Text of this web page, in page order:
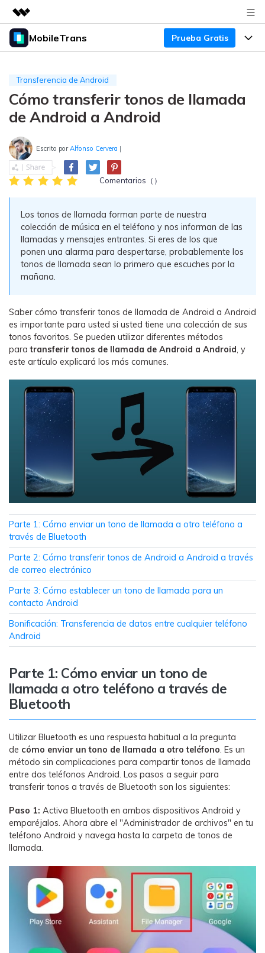
Productos destacados
Utilidades
Resumen
Soluciones
Quiénes somos
Tienda
Soporte
MobileTrans Prueba Gratis
Para Escritorio
Pasa datos de WhatsApp de
Android a iPhone o viceversa. Hace
y restaura copias de seguridad de
WhatsApp y más apps sociales.
Respaldo y Restauración
Realiza y restaura copias de
seguridad de más de 18 tipos de
datos, incluyendo los datos de
Transferencia de Datos de un
Celular a Otro
Transfiere contactos, fotos, música,
videos, SMS y otros tipos de
archivos de un teléfono a otro y a la
PC.
Apps
Mutsapper (Alias: Wutsapper)
Transfiere datos de WhatsApp y
WhatsApp Business sin restablecer los
MobileTrans App
Transfiere datos del teléfono, de
WhatsApp y archivos entre dispositivos
iOS y Android.
Welastseen
WeLastseen te tiene al tanto de todo en
Precios
Precios para Mac
Descuentos Educativos
Guía de Usuario
Más Soporte
Sobre Nosotros
Blog
Tendencias
Tendencias
Concursos y eventos
ENCUENTRA MÁS SOLUCIONES
Descargar
Transferencia de Android
Cómo transferir tonos de llamada
de Android a Android
Escrito porAlfonso Cervera |
Comentarios（）
Los tonos de llamada forman parte de nuestra
colección de música en el teléfono y nos informan de las
llamadas y mensajes entrantes. Si eres de los que
ponen una alarma para despertarse, probablemente los
tonos de llamada sean lo primero que escuches por la
mañana.
Saber cómo transferir tonos de llamada de Android a Android
es importante para usted si usted tiene una colección de sus
tonos favoritos. Se pueden utilizar diferentes métodos
para transferir tonos de llamada de Android a Android, y
este artículo explicará los más comunes.
Parte 1: Cómo enviar un tono de llamada a otro teléfono a
través de Bluetooth
Parte 2: Cómo transferir tonos de Android a Android a través
de correo electrónico
Parte 3: Cómo establecer un tono de llamada para un
contacto Android
Bonificación: Transferencia de datos entre cualquier teléfono
Android
Parte 1: Cómo enviar un tono de
llamada a otro teléfono a través de
Bluetooth
Utilizar Bluetooth es una respuesta habitual a la pregunta
de cómo enviar un tono de llamada a otro teléfono. Es un
método sin complicaciones para compartir tonos de llamada
entre dos teléfonos Android. Los pasos a seguir para
transferir tonos a través de Bluetooth son los siguientes:
Paso 1: Activa Bluetooth en ambos dispositivos Android y
emparéjalos. Ahora abre el "Administrador de archivos" en tu
teléfono Android y navega hasta la carpeta de tonos de
llamada.